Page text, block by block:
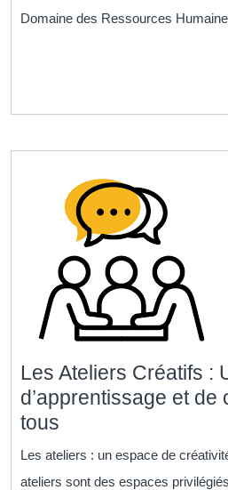
les
Approche
Innovante
pour
Former
les
Talents
de
Demain
Domaine des Ressources
Les Ateliers Créatifs :
d’apprentissage et de
tous
Ateliers
Créatifs
Les ateliers : un espace de
ateliers sont des espaces